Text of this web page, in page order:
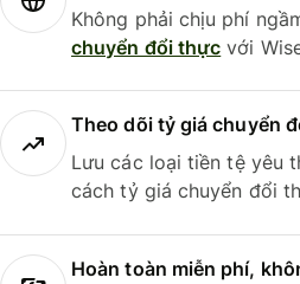
Không phải chịu phí
chuyển đổi thực với
Theo dõi tỷ giá chuyển
Lưu các loại tiền tệ yêu
cách tỷ giá chuyển đổi
Hoàn toàn miễn phí,